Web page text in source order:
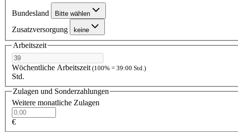
Bundesland Bitte wählen
Zusatzversorgung keine
Arbeitszeit
Wöchentliche Arbeitszeit (100% = 39:00 Std.)
Std.
Zulagen und Sonderzahlungen
Weitere monatliche Zulagen
€